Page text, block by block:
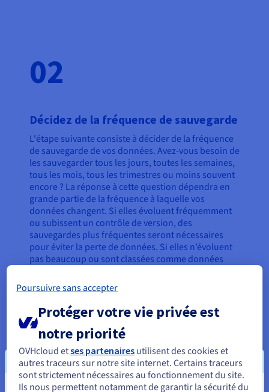
02
Décidez de la fréquence de sauvegarde
L'étape suivante consiste à décider de la fréquence
de sauvegarde de vos données. Avez-vous besoin de
les sauvegarder tous les jours, toutes les semaines,
tous les mois, tous les trimestres ou moins souvent
encore ? La réponse à cette question dépendra en
grande partie de la fréquence à laquelle vos
données changent. Si elles évoluent fréquemment
ou subissent un contrôle de version, des
sauvegardes plus fréquentes seront nécessaires
pour éviter la perte de données. Si elles n’évoluent
pas beaucoup ou sont classées comme données
les archiver pour préserver leur intégrité et
bénéficier de coûts de stockage réduits.
Poursuivre sans accepter
Protéger votre vie privée est
notre priorité
OVHcloud etses partenaires utilisent des cookies et
autres traceurs sur notre site internet. Certains traceurs
sont strictement nécessaires au fonctionnement du site.
Ils nous permettent notamment de garantir la sécurité du